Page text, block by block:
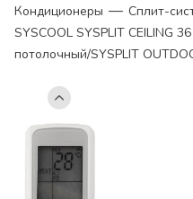
Кондиционеры — Сплит-
SYSCOOL SYSPLIT CEILING
потолочный/SYSPLIT